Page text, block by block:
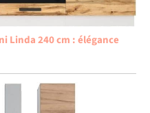
Linda 240 cm : élégance